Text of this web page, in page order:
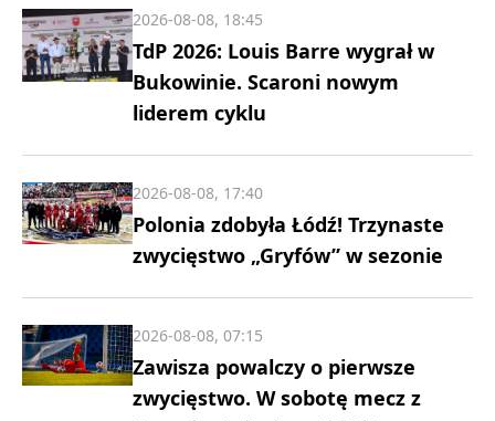
TdP 2026: Louis Barre wygrał w
Bukowinie. Scaroni nowym
liderem cyklu
2026-08-08, 18:45
Polonia zdobyła Łódź! Trzynaste
zwycięstwo „Gryfów” w sezonie
2026-08-08, 17:40
Zawisza powalczy o pierwsze
zwycięstwo. W sobotę mecz z
2026-08-08, 07:15